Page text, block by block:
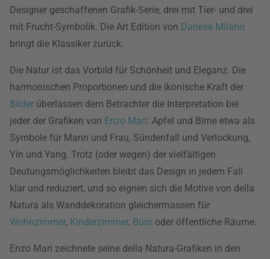
Designer geschaffenen Grafik-Serie, drei mit Tier- und drei
mit Frucht-Symbolik. Die Art Edition von Danese Milano
bringt die Klassiker zurück.
Die Natur ist das Vorbild für Schönheit und Eleganz. Die
harmonischen Proportionen und die ikonische Kraft der
Bilder überlassen dem Betrachter die Interpretation bei
jeder der Grafiken von Enzo Mari: Apfel und Birne etwa als
Symbole für Mann und Frau, Sündenfall und Verlockung,
Yin und Yang. Trotz (oder wegen) der vielfältigen
Deutungsmöglichkeiten bleibt das Design in jedem Fall
klar und reduziert, und so eignen sich die Motive von della
Natura als Wanddekoration gleichermassen für
Wohnzimmer, Kinderzimmer, Büro oder öffentliche Räume.
Enzo Mari zeichnete seine della Natura-Grafiken in den